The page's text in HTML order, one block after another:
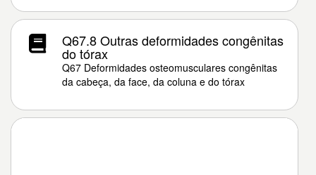
Q67.8 Outras deformidades congênitas
do tórax
Q67 Deformidades osteomusculares congênitas
da cabeça, da face, da coluna e do tórax